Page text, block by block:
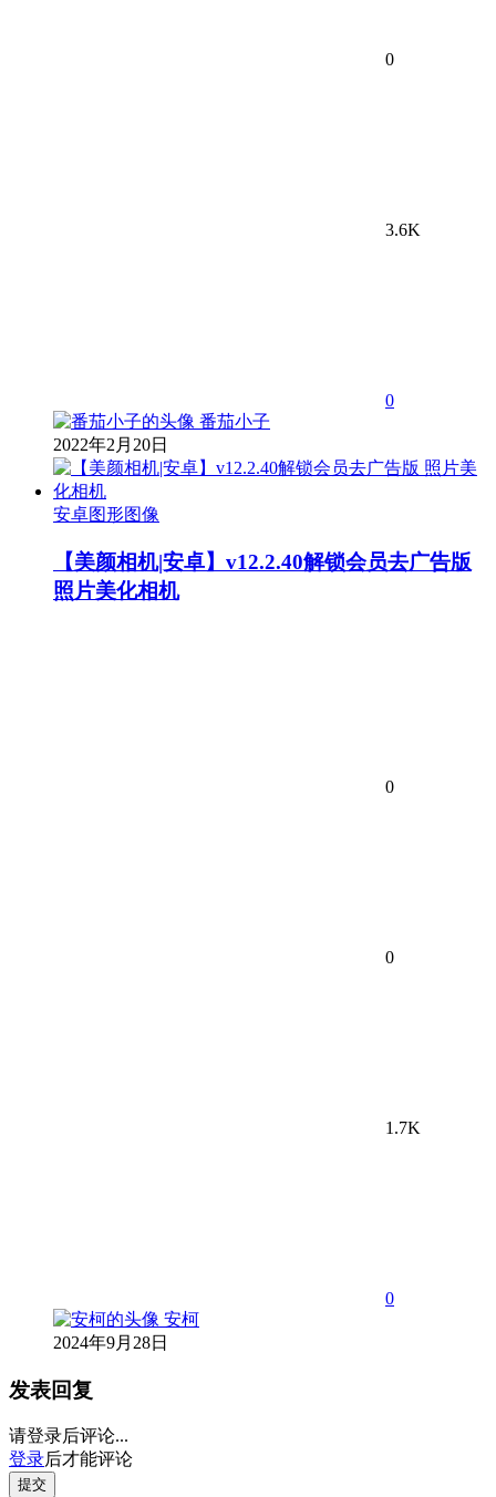
0
3.6K
0
番茄小子
2022年2月20日
安卓图形图像
【美颜相机|安卓】v12.2.40解锁会员去广告版
照片美化相机
0
0
1.7K
0
安柯
2024年9月28日
发表回复
请登录后评论...
登录后才能评论
提交